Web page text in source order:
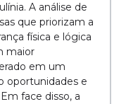
A análise de
que priorizam a
física e lógica
maior
em um
oportunidades e
face disso, a